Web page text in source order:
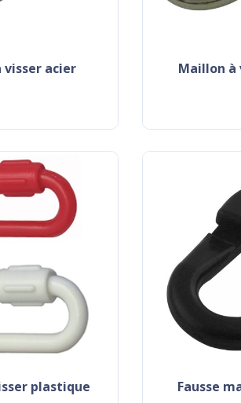
visser acier maillon
plastique fausse